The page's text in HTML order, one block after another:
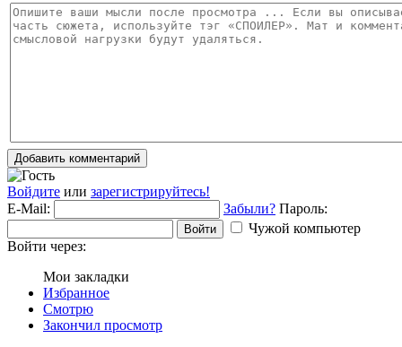
Добавить комментарий
Войдите или зарегистрируйтесь!
E-Mail:
Забыли? Пароль:
Войти
Чужой компьютер
Войти через:
Мои закладки
Избранное
Смотрю
Закончил просмотр